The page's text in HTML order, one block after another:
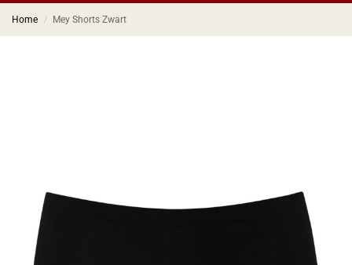
Home / Mey Shorts Zwart